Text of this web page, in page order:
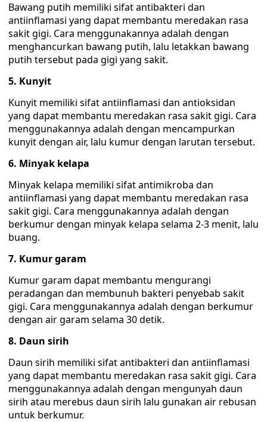
Bawang putih memiliki sifat antibakteri dan
antiinflamasi yang dapat membantu meredakan rasa
sakit gigi. Cara menggunakannya adalah dengan
menghancurkan bawang putih, lalu letakkan bawang
putih tersebut pada gigi yang sakit.
5. Kunyit
Kunyit memiliki sifat antiinflamasi dan antioksidan
yang dapat membantu meredakan rasa sakit gigi. Cara
menggunakannya adalah dengan mencampurkan
kunyit dengan air, lalu kumur dengan larutan tersebut.
6. Minyak kelapa
Minyak kelapa memiliki sifat antimikroba dan
antiinflamasi yang dapat membantu meredakan rasa
sakit gigi. Cara menggunakannya adalah dengan
berkumur dengan minyak kelapa selama 2-3 menit, lalu
buang.
7. Kumur garam
Kumur garam dapat membantu mengurangi
peradangan dan membunuh bakteri penyebab sakit
gigi. Cara menggunakannya adalah dengan berkumur
dengan air garam selama 30 detik.
8. Daun sirih
Daun sirih memiliki sifat antibakteri dan antiinflamasi
yang dapat membantu meredakan rasa sakit gigi. Cara
menggunakannya adalah dengan mengunyah daun
sirih atau merebus daun sirih lalu gunakan air rebusan
untuk berkumur.